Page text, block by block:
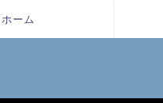
ホーム